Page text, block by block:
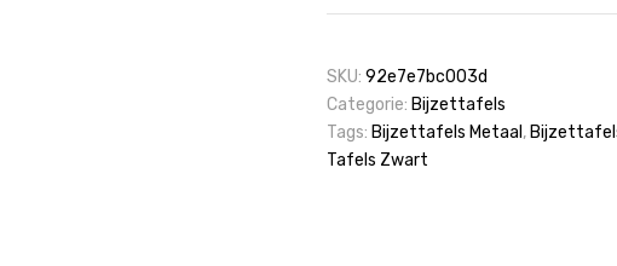
SKU: 92e7e7bc003d
Categorie: Bijzettafels
Tags: Bijzettafels Metaal ,
Tafels Zwart